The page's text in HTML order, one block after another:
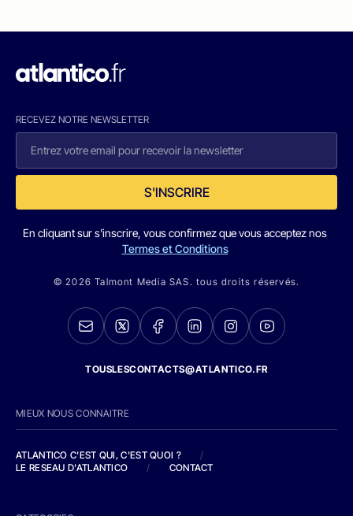
RECEVEZ NOTRE NEWSLETTER
S'INSCRIRE
En cliquant sur s'inscrire, vous confirmez que vous acceptez nos
Termes et Conditions
© 2026 Talmont Media SAS. tous droits réservés.
TOUSLESCONTACTS@ATLANTICO.FR
MIEUX NOUS CONNAITRE
ATLANTICO C'EST QUI, C'EST QUOI ?
/
LE RESEAU D'ATLANTICO
/ CONTACT